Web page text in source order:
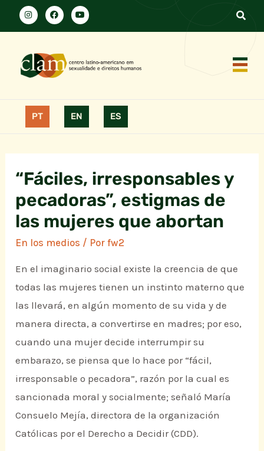
PT EN ES
“Fáciles, irresponsables y
pecadoras”, estigmas de
las mujeres que abortan
En los medios / Porfw2
En el imaginario social existe la creencia de que
todas las mujeres tienen un instinto materno que
las llevará, en algún momento de su vida y de
manera directa, a convertirse en madres; por eso,
cuando una mujer decide interrumpir su
embarazo, se piensa que lo hace por “fácil,
irresponsable o pecadora”, razón por la cual es
sancionada moral y socialmente; señaló María
Consuelo Mejía, directora de la organización
Católicas por el Derecho a Decidir (CDD).